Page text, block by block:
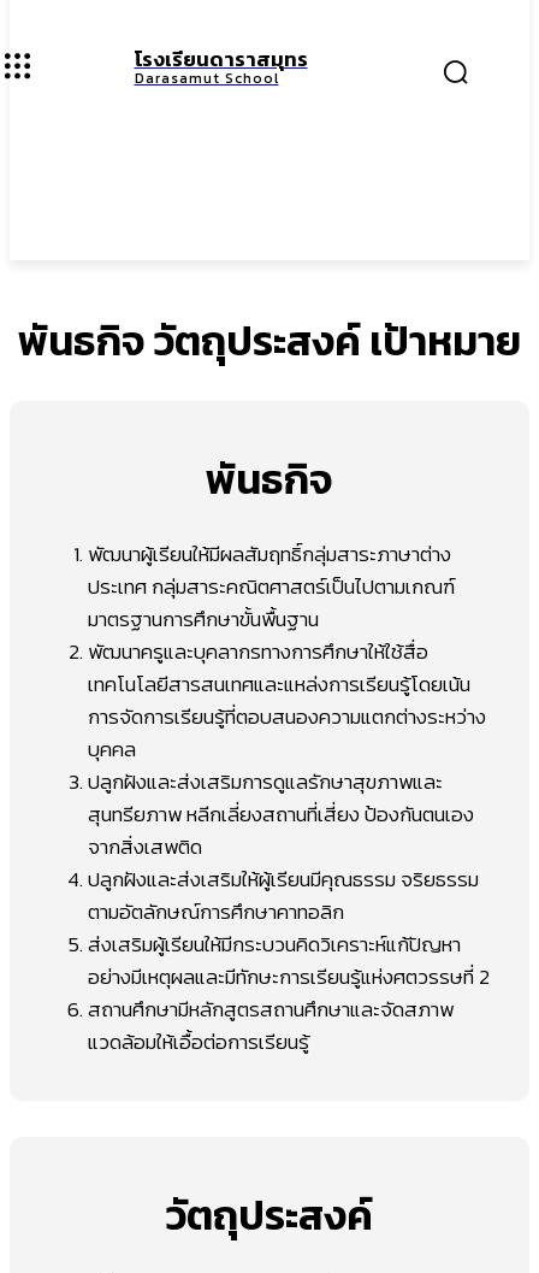
โรงเรียนดาราสมุทร
Darasamut School
พันธกิจ วัตถุประสงค์ เป้าหมาย
พันธกิจ
พัฒนาผู้เรียนให้มีผลสัมฤทธิ์กลุ่มสาระภาษาต่าง
ประเทศ กลุ่มสาระคณิตศาสตร์เป็นไปตามเกณฑ์
มาตรฐานการศึกษาขั้นพื้นฐาน
พัฒนาครูและบุคลากรทางการศึกษาให้ใช้สื่อ
เทคโนโลยีสารสนเทศและแหล่งการเรียนรู้โดยเน้น
การจัดการเรียนรู้ที่ตอบสนองความแตกต่างระหว่าง
บุคคล
ปลูกฝังและส่งเสริมการดูแลรักษาสุขภาพและ
สุนทรียภาพ หลีกเลี่ยงสถานที่เสี่ยง ป้องกันตนเอง
จากสิ่งเสพติด
ปลูกฝังและส่งเสริมให้ผู้เรียนมีคุณธรรม จริยธรรม
ตามอัตลักษณ์การศึกษาคาทอลิก
ส่งเสริมผู้เรียนให้มีกระบวนคิดวิเคราะห์แก้ปัญหา
อย่างมีเหตุผลและมีทักษะการเรียนรู้แห่งศตวรรษที่ 2
สถานศึกษามีหลักสูตรสถานศึกษาและจัดสภาพ
แวดล้อมให้เอื้อต่อการเรียนรู้
วัตถุประสงค์